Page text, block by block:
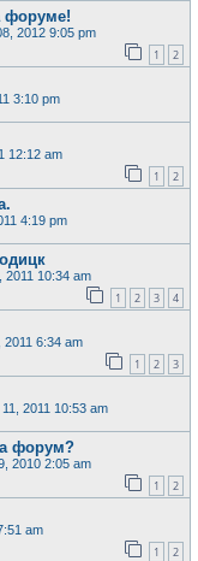
форуме!
2012 9:05 pm
1 2
3:10 pm
12:12 am
1 2
4:19 pm
2011 10:34 am
1 2 3 4
6:34 am
1 2 3
2011 10:53 am
форум?
2010 2:05 am
1 2
am
1 2